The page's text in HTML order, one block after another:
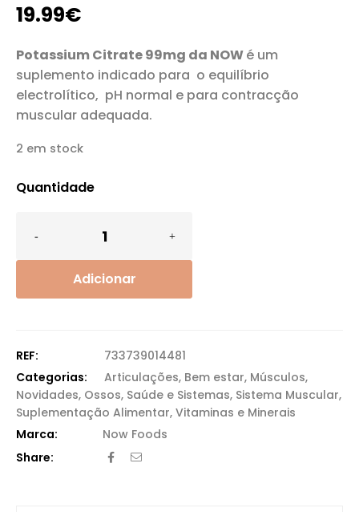
19.99€
Potassium Citrate 99mg da NOWé um
suplemento indicado para o equilíbrio
electrolítico, pH normal e para contracção
muscular adequada.
2 em stock
Quantidade
Adicionar
REF:
733739014481
Categorias:
Articulações, Bem estar, Músculos,
Novidades, Ossos, Saúde e Sistemas, Sistema Muscular,
Suplementação Alimentar, Vitaminas e Minerais
Now Foods
Share: